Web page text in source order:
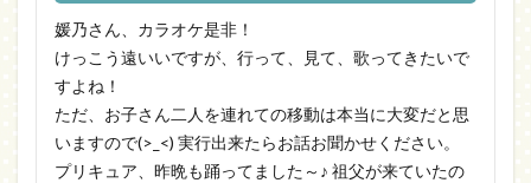
媛乃さん、カラオケ是非！
けっこう遠いいですが、行って、見て、歌ってきたいで
すよね！
ただ、お子さん二人を連れての移動は本当に大変だと思
いますので(>_<) 実行出来たらお話お聞かせください。
プリキュア、昨晩も踊ってました～♪ 祖父が来ていたの